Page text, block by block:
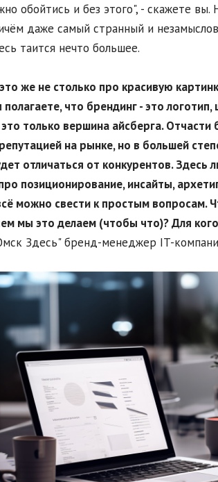
обойтись и без этого", - скажете
даже самый странный и
таится нечто большее.
же не столько про красивую
полагаете, что брендинг - это
только вершина айсберга. Отчасти
на рынке, но в большей
отличаться от конкурентов. Здесь
позиционирование, инсайты,
можно свести к простым вопросам.
мы это делаем (чтобы что)? Для
Здесь" бренд-менеджер IT-